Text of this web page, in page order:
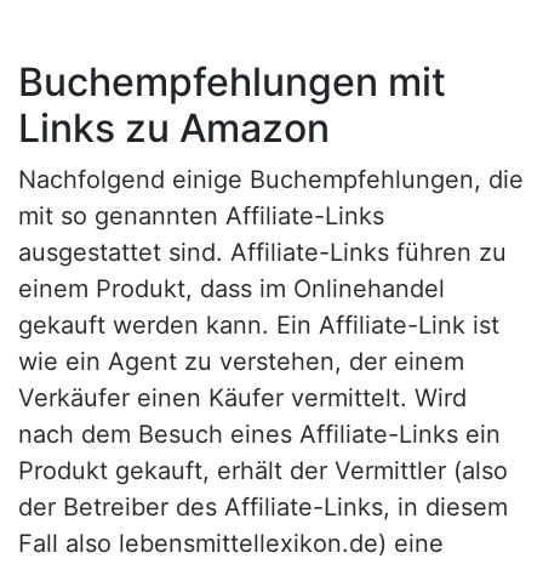
Buchempfehlungen mit
Links zu Amazon
Nachfolgend einige Buchempfehlungen, die
mit so genannten Affiliate-Links
ausgestattet sind. Affiliate-Links führen zu
einem Produkt, dass im Onlinehandel
gekauft werden kann. Ein Affiliate-Link ist
wie ein Agent zu verstehen, der einem
Verkäufer einen Käufer vermittelt. Wird
nach dem Besuch eines Affiliate-Links ein
Produkt gekauft, erhält der Vermittler (also
der Betreiber des Affiliate-Links, in diesem
Fall also lebensmittellexikon.de) eine